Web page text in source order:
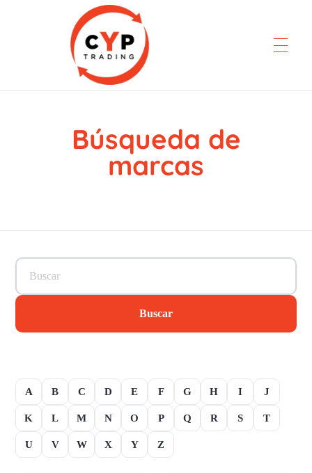
CYP Trading
Professionelle Ersatzteilbeschaffung
Búsqueda de
marcas
Buscar
A B C D E F G H I J
K L M N O P Q R S T
U V W X Y Z